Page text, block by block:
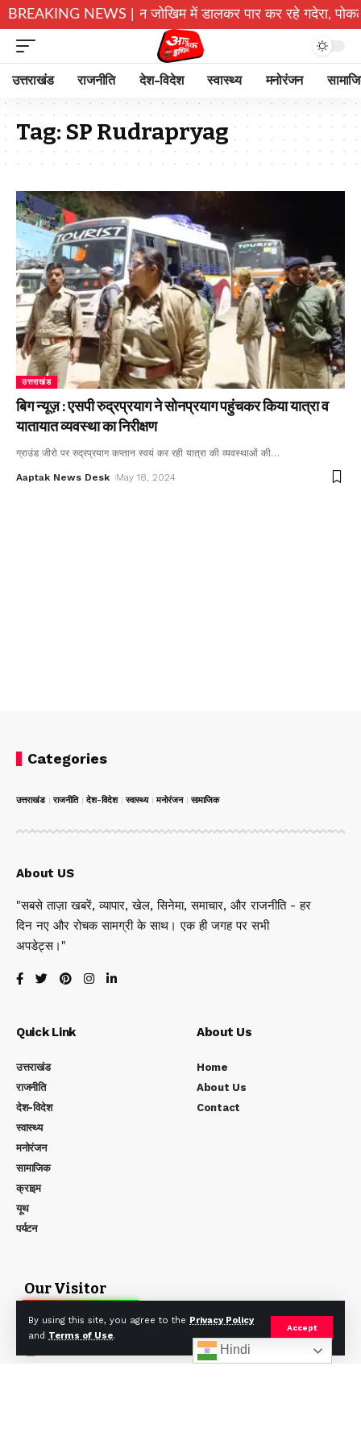
BREAKING NEWS |
चमोली में बच्चे जान जोखिम में डालकर पार कर रहे गदेरा,
By using this site, you agree to the Privacy Policy
and Terms of Use.
Accept
उत्तराखंड राजनीति देश-विदेश स्वास्थ्य मनोरंजन
Tag:SP Rudrapryag
उत्तराखंड
बिग न्यूज़ : एसपी रुद्रप्रयाग ने सोनप्रयाग पहुंचकर किया यात्रा व
यातायात व्यवस्था का निरीक्षण
ग्राउंड जीरो पर रुद्रप्रयाग कप्तान स्वयं कर रही यात्रा की व्यवस्थाओं की…
Aaptak News Desk May 18, 2024
Categories
उत्तराखंड राजनीति देश-विदेश स्वास्थ्य मनोरंजन सामाजिक
About US
"सबसे ताज़ा खबरें, व्यापार, खेल, सिनेमा, समाचार, और राजनीति - हर
दिन नए और रोचक सामग्री के साथ। एक ही जगह पर सभी
अपडेट्स।"
Quick Link
उत्तराखंड
राजनीति
देश-विदेश
स्वास्थ्य
मनोरंजन
सामाजिक
क्राइम
यूथ
पर्यटन
About Us
Home
About Us
Contact
Our Visitor
Users Today : 48
Hindi